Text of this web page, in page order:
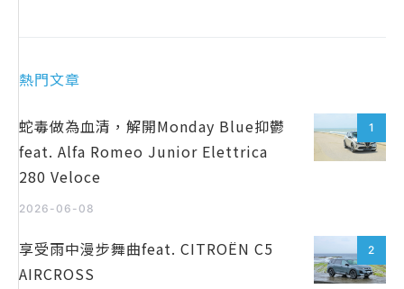
熱門文章
1
蛇毒做為血清，解開Monday Blue抑鬱
feat. Alfa Romeo Junior Elettrica
280 Veloce
2026-06-08
2
享受雨中漫步舞曲feat. CITROËN C5
AIRCROSS